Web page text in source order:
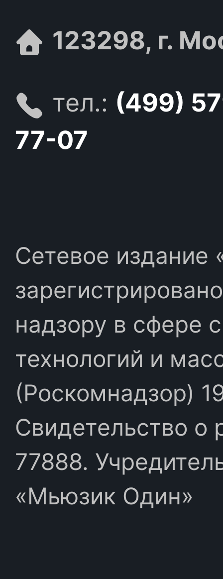
123298, г.
тел.: (499)
77-07
Сетевое издание
надзору в сфере
технологий и
(Роскомнадзор)
Свидетельство
77888.
«Мьюзик Один»